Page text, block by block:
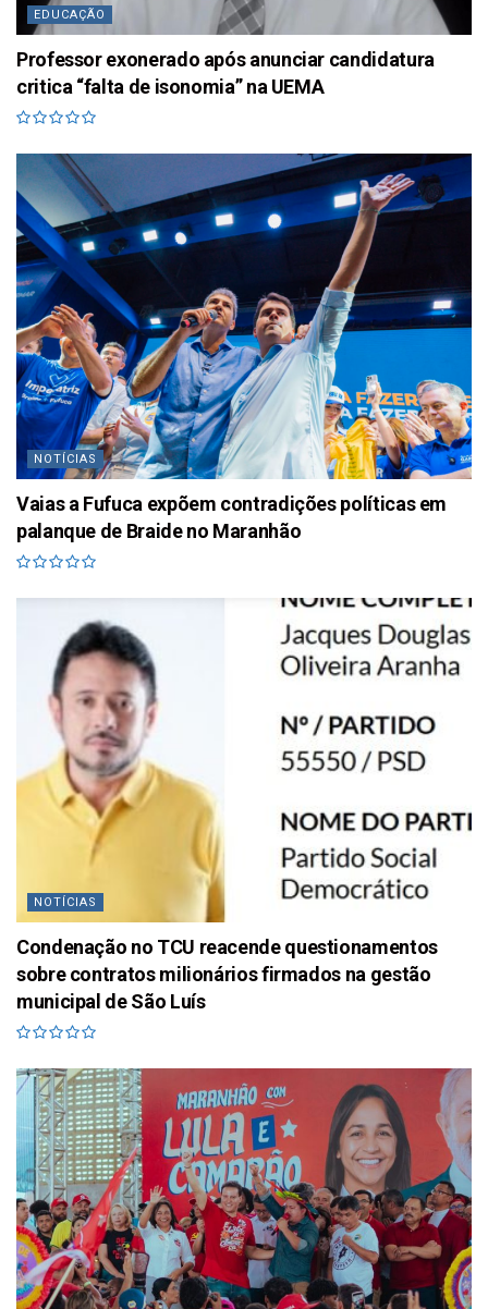
EDUCAÇÃO
Professor exonerado após anunciar candidatura
critica “falta de isonomia” na UEMA
NOTÍCIAS
Vaias a Fufuca expõem contradições políticas em
palanque de Braide no Maranhão
NOTÍCIAS
Condenação no TCU reacende questionamentos
sobre contratos milionários firmados na gestão
municipal de São Luís